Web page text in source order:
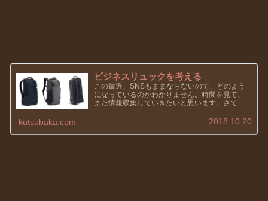
ビジネスリュックを考える
この最近、SNSもままならないので、どのよう
になっているのかわかりません。時間を見て、
また情報収集していきたいと思います。さてさ
考えていたことがあったんです。それは、カバ
kutsubaka.com 2018.10.20